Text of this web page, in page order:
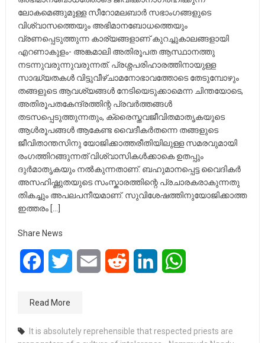
ലോകമെങ്ങുമുള്ള സീറോമലബാർ സഭാംഗങ്ങളുടെ
വിശ്വാസത്തെയും അഭിമാനബോധത്തെയും
വ്രണപ്പെടുത്തുന്ന കാര്യങ്ങളാണ് കുറച്ചുകാലങ്ങളായി
എറണാകുളം- അങ്കമാലി അതിരൂപത ആസ്ഥാനത്തു
നടന്നുവരുന്നുവരുന്നത്. പ്രശ്നപരിഹാരത്തിനായുള്ള
സാദ്ധ്യതകൾ വിട്ടുവീഴ്ചാമനോഭാവത്തോടെ തേടുമ്പോഴും
തങ്ങളുടെ ആവശ്യങ്ങൾ നേടിയെടുക്കാമെന്ന ചിന്തയോടെ,
അതിരൂപതകേന്ദ്രത്തിന്റ പ്രവർത്തങ്ങൾ
തടസപ്പെടുത്തുന്നതും, ക്രൈസ്തവജീവിതമാതൃകയുടെ
ആൾരൂപങ്ങൾ ആകേണ്ട വൈദീകർതന്നെ തങ്ങളുടെ
ജീവിതാന്തസിനു യോജിക്കാത്തരീതിയിലുള്ള സമരവുമായി
രംഗത്തിറങ്ങുന്നത് വിശ്വാസികൾക്കാകെ ഉതപ്പും
ദുർമാതൃകയും നൽകുന്നതാണ്. ബഹുമാനപ്പെട്ട വൈദികർ
അസഹിഷ്ണുതയുടെ സംസ്കാരത്തിന്റെ പ്രചാരകരാകുന്നതു
തികച്ചും അപലപനീയമാണ്. സുവിശേഷത്തിനുയോജിക്കാത്ത
ഇത്തരം […]
Share News
FacebookTwitter Email Reddit LinkedIn
Read More
It is absolutely reprehensible that respected priests are